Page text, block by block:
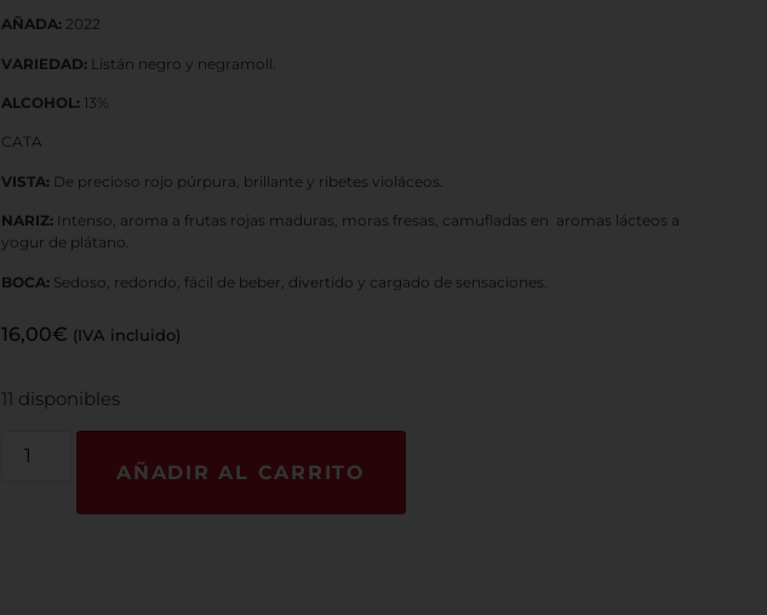
AÑADA: 2022
VARIEDAD: Listán negro y negramoll.
ALCOHOL: 13%
CATA
VISTA: De precioso rojo púrpura, brillante y ribetes violáceos.
NARIZ: Intenso, aroma a frutas rojas maduras, moras fresas, camufladas en aromas lácteos a
yogur de plátano.
BOCA: Sedoso, redondo, fácil de beber, divertido y cargado de sensaciones.
16,00€ (IVA incluido)
11 disponibles
AÑADIR AL CARRITO